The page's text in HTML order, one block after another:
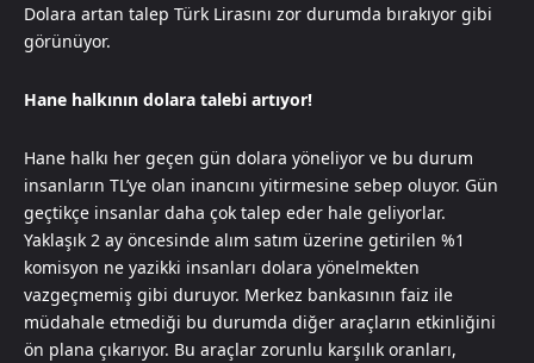
Dolara artan talep Türk Lirasını zor durumda bırakıyor gibi
görünüyor.
Hane halkının dolara talebi artıyor!
Hane halkı her geçen gün dolara yöneliyor ve bu durum
insanların TL’ye olan inancını yitirmesine sebep oluyor. Gün
geçtikçe insanlar daha çok talep eder hale geliyorlar.
Yaklaşık 2 ay öncesinde alım satım üzerine getirilen %1
komisyon ne yazikki insanları dolara yönelmekten
vazgeçmemiş gibi duruyor. Merkez bankasının faiz ile
müdahale etmediği bu durumda diğer araçların etkinliğini
ön plana çıkarıyor. Bu araçlar zorunlu karşılık oranları,